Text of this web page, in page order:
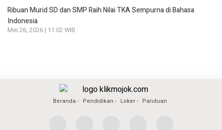
Ribuan Murid SD dan SMP Raih Nilai TKA Sempurna di Bahasa
Indonesia
Mei 26, 2026 | 11:02 WIB
Beranda Pendidikan Loker Panduan